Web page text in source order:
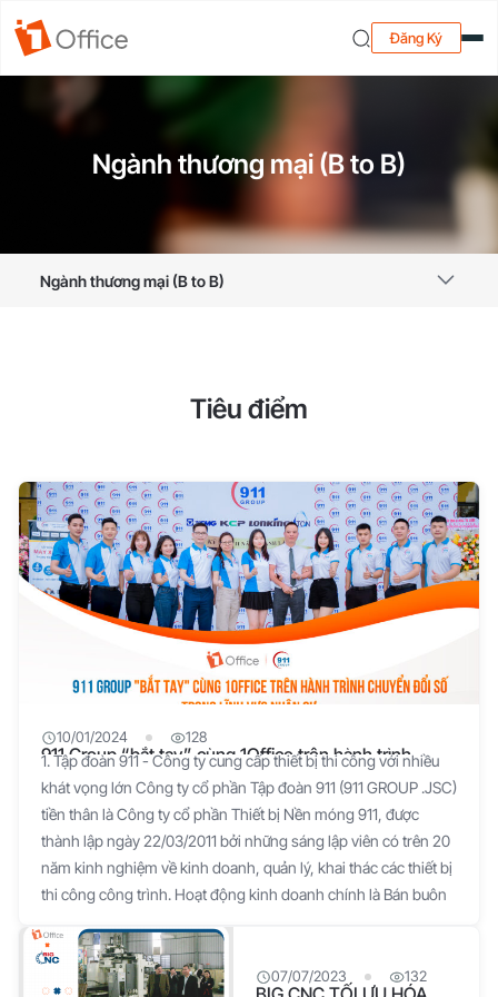
Đăng Ký
Ngành thương mại (B to B)
Ngành thương mại (B to B)
Tiêu điểm
10/01/2024 128
911 Group “bắt tay” cùng 1Office trên hành trình
chuyển đổi số trong lĩnh vực nhân sự
1. Tập đoàn 911 - Công ty cung cấp thiết bị thi công với nhiều
khát vọng lớn Công ty cổ phần Tập đoàn 911 (911 GROUP .JSC)
tiền thân là Công ty cổ phần Thiết bị Nền móng 911, được
thành lập ngày 22/03/2011 bởi những sáng lập viên có trên 20
năm kinh nghiệm về kinh doanh, quản lý, khai thác các thiết bị
thi công công trình. Hoạt động kinh doanh chính là Bán buôn
có hơn 100 nhân viên, với đội ngũ kỹ thuật chuyên nghiệp, có
kinh nghiệm lâu năm trong lĩnh vực thi công các công trình
07/07/2023 132